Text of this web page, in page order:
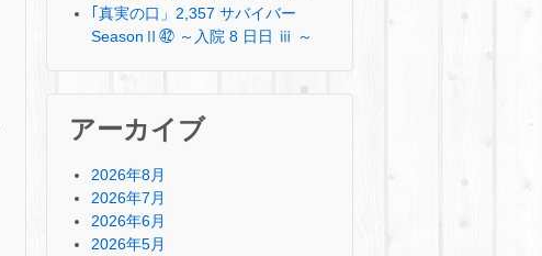
｢真実の口」2,357 サバイバー
SeasonⅡ㊷ ～入院 8 日日 ⅲ ～
アーカイブ
2026年8月
2026年7月
2026年6月
2026年5月